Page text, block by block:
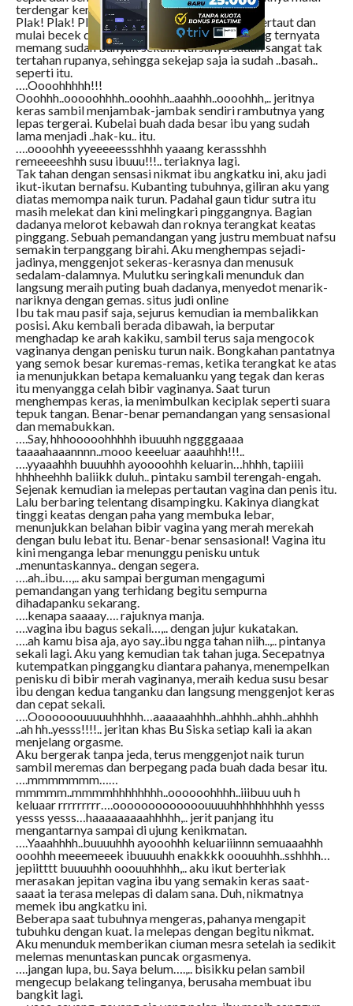
terdengar keras.
Plak! Plak! Plak! Bunyi kemaluan kami yang bertaut dan
mulai becek disekitarnya akibat cairan ibu yang ternyata
memang sudah banyak sekali. Nafsunya sudah sangat tak
tertahan rupanya, sehingga sekejap saja ia sudah ..basah..
seperti itu.
….Oooohhhhh!!!
Ooohhh..ooooohhhh..ooohhh..aaahhh..oooohhh,.. jeritnya
keras sambil menjambak-jambak sendiri rambutnya yang
lepas tergerai. Kubelai buah dada besar ibu yang sudah
lama menjadi ..hak-ku.. itu.
….oooohhh yyeeeeessshhhh yaaang kerassshhh
remeeeeshhh susu ibuuu!!!.. teriaknya lagi.
Tak tahan dengan sensasi nikmat ibu angkatku ini, aku jadi
ikut-ikutan bernafsu. Kubanting tubuhnya, giliran aku yang
diatas memompa naik turun. Padahal gaun tidur sutra itu
masih melekat dan kini melingkari pinggangnya. Bagian
dadanya melorot kebawah dan roknya terangkat keatas
pinggang. Sebuah pemandangan yang justru membuat nafsu
semakin terpanggang birahi. Aku menghempas sejadi-
jadinya, menggenjot sekeras-kerasnya dan menusuk
sedalam-dalamnya. Mulutku seringkali menunduk dan
langsung meraih puting buah dadanya, menyedot menarik-
nariknya dengan gemas. situs judi online
Ibu tak mau pasif saja, sejurus kemudian ia membalikkan
posisi. Aku kembali berada dibawah, ia berputar
menghadap ke arah kakiku, sambil terus saja mengocok
vaginanya dengan penisku turun naik. Bongkahan pantatnya
yang semok besar kuremas-remas, ketika terangkat ke atas
ia menunjukkan betapa kemaluanku yang tegak dan keras
itu menyangga celah bibir vaginanya. Saat turun
menghempas keras, ia menimbulkan keciplak seperti suara
tepuk tangan. Benar-benar pemandangan yang sensasional
dan memabukkan.
….Say, hhhooooohhhhh ibuuuhh nggggaaaa
taaaahaaannnn..mooo keeeluar aaauhhh!!!..
….yyaaahhh buuuhhh ayoooohhh keluarin…hhhh, tapiiii
hhhheehhh baliikk duluh.. pintaku sambil terengah-engah.
Sejenak kemudian ia melepas pertautan vagina dan penis itu.
Lalu berbaring telentang disampingku. Kakinya diangkat
tinggi keatas dengan paha yang membuka lebar,
menunjukkan belahan bibir vagina yang merah merekah
dengan bulu lebat itu. Benar-benar sensasional! Vagina itu
kini menganga lebar menunggu penisku untuk
..menuntaskannya.. dengan segera.
….ah..ibu…,.. aku sampai berguman mengagumi
pemandangan yang terhidang begitu sempurna
dihadapanku sekarang.
….kenapa saaaay…. rajuknya manja.
….vagina ibu bagus sekali…,.. dengan jujur kukatakan.
….ah kamu bisa aja, ayo say..ibu ngga tahan niih..,.. pintanya
sekali lagi. Aku yang kemudian tak tahan juga. Secepatnya
kutempatkan pinggangku diantara pahanya, menempelkan
penisku di bibir merah vaginanya, meraih kedua susu besar
ibu dengan kedua tanganku dan langsung menggenjot keras
dan cepat sekali.
….Ooooooouuuuuhhhhh…aaaaaahhhh..ahhhh..ahhh..ahhhh
..ah hh..yesss!!!!.. jeritan khas Bu Siska setiap kali ia akan
menjelang orgasme.
Aku bergerak tanpa jeda, terus menggenjot naik turun
sambil meremas dan berpegang pada buah dada besar itu.
….mmmmmmm……
mmmmm..mmmmhhhhhhhh..oooooohhhh..iiibuu uuh h
keluaar rrrrrrrrr….ooooooooooooouuuuhhhhhhhhhh yesss
yesss yesss…haaaaaaaaahhhhh,.. jerit panjang itu
mengantarnya sampai di ujung kenikmatan.
….Yaaahhhh..buuuuhhh ayooohhh keluariiinnn semuaaahhh
ooohhh meeemeeek ibuuuuhh enakkkk ooouuhhh..sshhhh…
jepiitttt buuuuhhh ooouuhhhhh,.. aku ikut berteriak
merasakan jepitan vagina ibu yang semakin keras saat-
saaat ia terasa melepas di dalam sana. Duh, nikmatnya
memek ibu angkatku ini.
Beberapa saat tubuhnya mengeras, pahanya mengapit
tubuhku dengan kuat. Ia melepas dengan begitu nikmat.
Aku menunduk memberikan ciuman mesra setelah ia sedikit
melemas menuntaskan puncak orgasmenya.
….jangan lupa, bu. Saya belum….,.. bisikku pelan sambil
mengecup belakang telinganya, berusaha membuat ibu
bangkit lagi.